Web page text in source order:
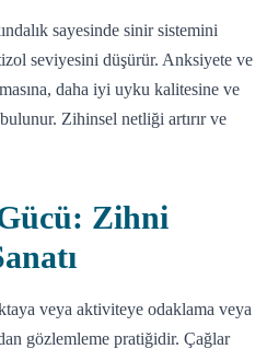
sayesinde sinir sistemini
seviyesini düşürür. Anksiyete ve
daha iyi uyku kalitesine ve
Zihinsel netliği artırır ve
Zihni
veya aktiviteye odaklama veya
gözlemleme pratiğidir. Çağlar